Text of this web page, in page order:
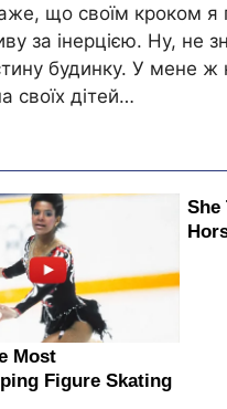
що своїм кроком я
за інерцією. Ну,
будинку. У мене ж
своїх дітей…